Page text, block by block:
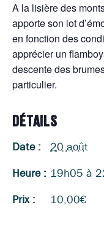
A la lisière des
apporte son lot
en fonction des
apprécier un
descente des
particulier.
DÉTAILS
Date :
20 août
Heure : 19h05 à
Prix :
10,00€